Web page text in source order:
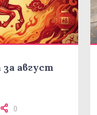
август
0